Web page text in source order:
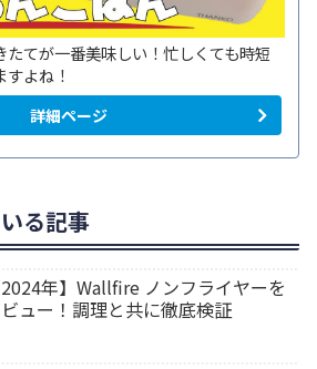
てが一番美味しい！忙しくても時短
よね！
詳細ページ
る記事
2024年】Wallfire ノンフライヤーを
ュー！調理と共に徹底検証